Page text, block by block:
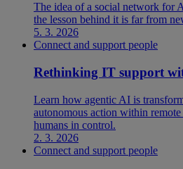
The idea of a social network for
the lesson behind it is far from
5. 3. 2026
Connect and support people
Rethinking IT support
Learn how agentic AI is
autonomous action within
humans in control.
2. 3. 2026
Connect and support people